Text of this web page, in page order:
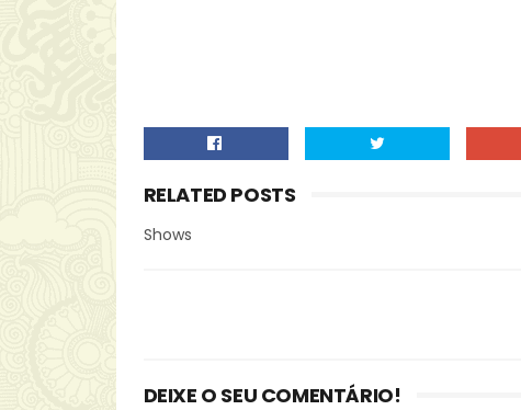
RELATED POSTS
Shows
DEIXE O SEU COMENTÁRIO!